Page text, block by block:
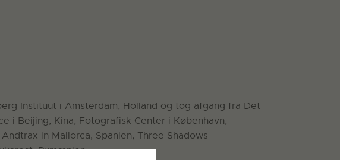
Instituut i Amsterdam, Holland og tog afgang fra Det
i Beijing, Kina, Fotografisk Center i København,
in Mallorca, Spanien, Three Shadows
Rumænien.